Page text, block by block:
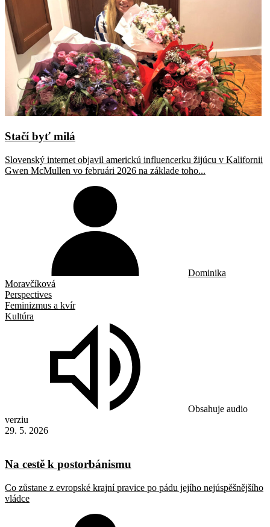
Stačí byť milá
Slovenský internet objavil americkú influencerku žijúcu v Kalifornii
Gwen McMullen vo februári 2026 na základe toho...
Dominika
Moravčíková
Perspectives
Feminizmus a kvír
Kultúra
Obsahuje audio
verziu
29. 5. 2026
Na cestě k postorbánismu
Co zůstane z evropské krajní pravice po pádu jejího nejúspěšnějšího
vládce